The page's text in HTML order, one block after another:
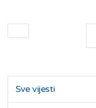
Sve vijesti